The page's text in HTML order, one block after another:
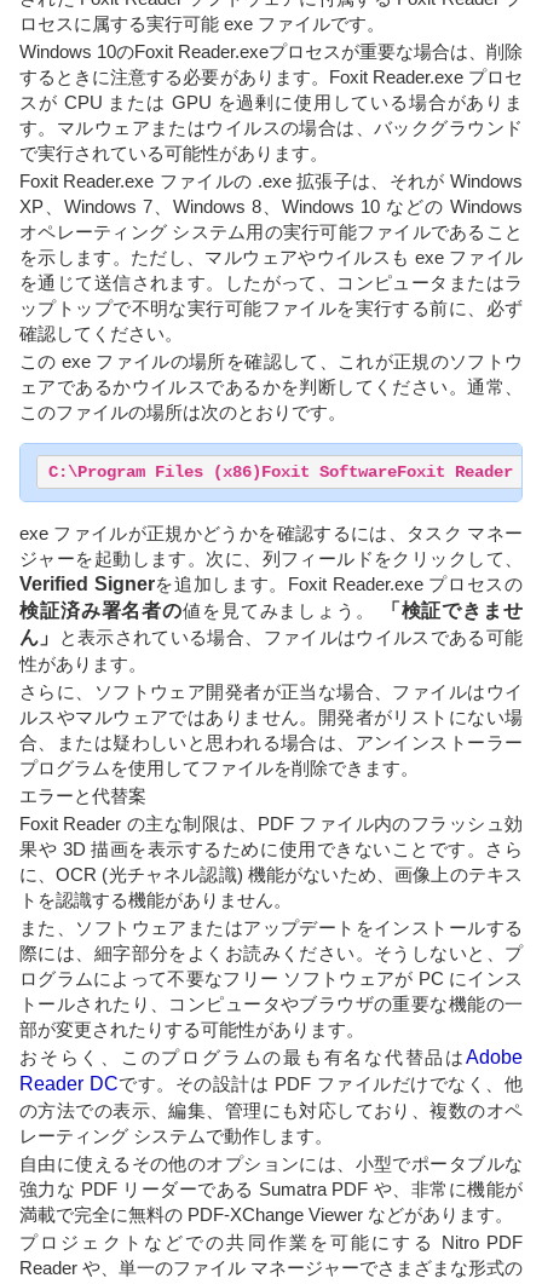
ロセスに属する実行可能 exe ファイルです。
Windows 10のFoxit Reader.exeプロセスが重要な場合は、削除
するときに注意する必要があります。Foxit Reader.exe プロセ
スが CPU または GPU を過剰に使用している場合がありま
す。マルウェアまたはウイルスの場合は、バックグラウンド
で実行されている可能性があります。
Foxit Reader.exe ファイルの .exe 拡張子は、それが Windows
XP、Windows 7、Windows 8、Windows 10 などの Windows
オペレーティング システム用の実行可能ファイルであること
を示します。ただし、マルウェアやウイルスも exe ファイル
を通じて送信されます。したがって、コンピュータまたはラ
ップトップで不明な実行可能ファイルを実行する前に、必ず
確認してください。
この exe ファイルの場所を確認して、これが正規のソフトウ
ェアであるかウイルスであるかを判断してください。通常、
このファイルの場所は次のとおりです。
C:\Program Files (x86)Foxit SoftwareFoxit Reader
exe ファイルが正規かどうかを確認するには、タスク マネー
ジャーを起動します。次に、列フィールドをクリックして、
Verified Signerを追加します。Foxit Reader.exe プロセスの
検証済み署名者の値を見てみましょう。
「検証できませ
ん」
と表示されている場合、ファイルはウイルスである可能
性があります。
さらに、ソフトウェア開発者が正当な場合、ファイルはウイ
ルスやマルウェアではありません。開発者がリストにない場
合、または疑わしいと思われる場合は、アンインストーラー
プログラムを使用してファイルを削除できます。
エラーと代替案
Foxit Reader の主な制限は、PDF ファイル内のフラッシュ効
果や 3D 描画を表示するために使用できないことです。さら
に、OCR (光チャネル認識) 機能がないため、画像上のテキス
トを認識する機能がありません。
また、ソフトウェアまたはアップデートをインストールする
際には、細字部分をよくお読みください。そうしないと、プ
ログラムによって不要なフリー ソフトウェアが PC にインス
トールされたり、コンピュータやブラウザの重要な機能の一
部が変更されたりする可能性があります。
おそらく、このプログラムの最も有名な代替品はAdob​​e
Reader DCです。その設計は PDF ファイルだけでなく、他
の方法での表示、編集、管理にも対応しており、複数のオペ
レーティング システムで動作します。
自由に使えるその他のオプションには、小型でポータブルな
強力な PDF リーダーである Sumatra PDF や、非常に機能が
満載で完全に無料の PDF-XChange Viewer などがあります。
プロジェクトなどでの共同作業を可能にする Nitro PDF
Reader や、単一のファイル マネージャーでさまざまな形式の